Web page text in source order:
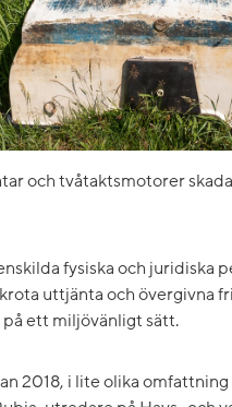
och tvåtaktsmotorer
fysiska och juridiska
uttjänta och övergivna
ett miljövänligt sätt.
2018, i lite olika